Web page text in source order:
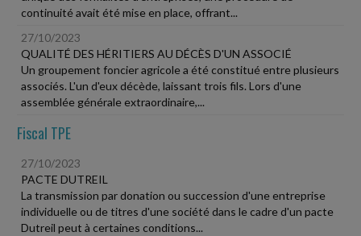
continuité avait été mise en place, offrant...
27/10/2023
QUALITÉ DES HÉRITIERS AU DÉCÈS D'UN ASSOCIÉ
Un groupement foncier agricole a été constitué entre plusieurs
associés. L'un d'eux décède, laissant trois fils. Lors d'une
assemblée générale extraordinaire,...
Fiscal TPE
27/10/2023
PACTE DUTREIL
La transmission par donation ou succession d'une entreprise
individuelle ou de titres d'une société dans le cadre d'un pacte
Dutreil peut à certaines conditions...